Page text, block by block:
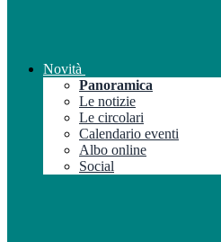
Novità
Panoramica
Le notizie
Le circolari
Calendario eventi
Albo online
Social